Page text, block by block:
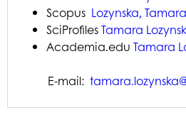
Scopus Lozynska,
SciProfilesTamara
Academia.edu Tamara
Е-mail: